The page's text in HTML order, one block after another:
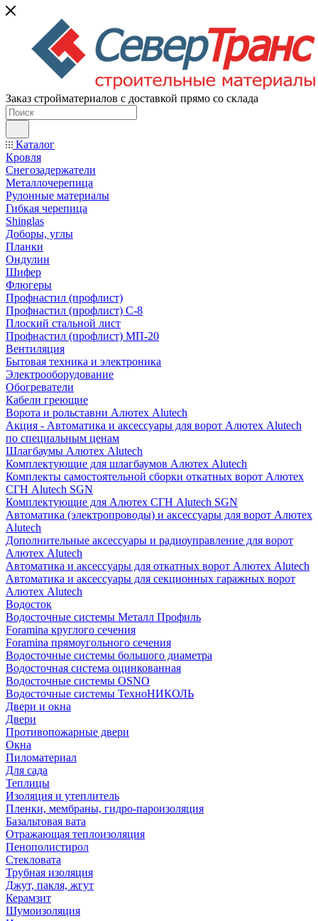
Заказ стройматериалов с доставкой прямо со склада
Каталог
Кровля
Снегозадержатели
Металлочерепица
Рулонные материалы
Гибкая черепица
Shinglas
Доборы, углы
Планки
Ондулин
Шифер
Флюгеры
Профнастил (профлист)
Профнастил (профлист) С-8
Плоский стальной лист
Профнастил (профлист) МП-20
Вентиляция
Бытовая техника и электроника
Электрооборудование
Обогреватели
Кабели греющие
Ворота и рольставни Алютех Alutech
Акция - Автоматика и аксессуары для ворот Алютех Alutech
по специальным ценам
Шлагбаумы Алютех Alutech
Комплектующие для шлагбаумов Алютех Alutech
Комплекты самостоятельной сборки откатных ворот Алютех
СГН Alutech SGN
Комплектующие для Алютех СГН Alutech SGN
Автоматика (электропроводы) и аксессуары для ворот Алютех
Alutech
Дополнительные аксессуары и радиоуправление для ворот
Алютех Alutech
Автоматика и аксессуары для откатных ворот Алютех Alutech
Автоматика и аксессуары для секционных гаражных ворот
Алютех Alutech
Водосток
Водосточные системы Металл Профиль
Foramina круглого сечения
Foramina прямоугольного сечения
Водосточные системы большого диаметра
Водосточная система оцинкованная
Водосточные системы OSNO
Водосточные системы ТехноНИКОЛЬ
Двери и окна
Двери
Противопожарные двери
Окна
Пиломатериал
Для сада
Теплицы
Изоляция и утеплитель
Пленки, мембраны, гидро-пароизоляция
Базальтовая вата
Отражающая теплоизоляция
Пенополистирол
Стекловата
Трубная изоляция
Джут, пакля, жгут
Керамзит
Шумоизоляция